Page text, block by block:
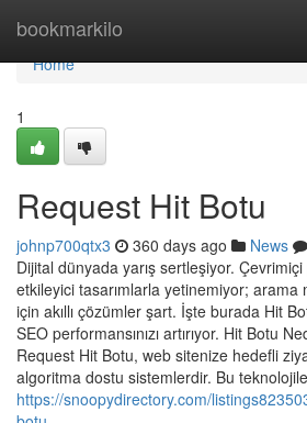
bookmarkilo
Home
Home
1
Request Hit Botu
johnp700qtx3 360 days ago News
Dijital dünyada yarış sertleşiyor.
etkileyici tasarımlarla yetinemiyor; arama
için akıllı çözümler şart. İşte burada Hit
SEO performansınızı artırıyor. Hit Botu
Request Hit Botu, web sitenize hedefli
algoritma dostu sistemlerdir. Bu
https://snoopydirectory.com/